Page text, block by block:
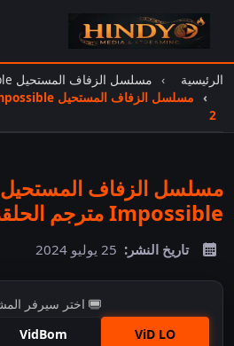
الرئيسية
مسلسل الزفاف المستحيل Wedding Impossible مترجم
2
Impossible مترجم الحلقة 2
تاريخ النشر: 25 يوليو 2024
اختر سيرفر
ViD LO
VidBom